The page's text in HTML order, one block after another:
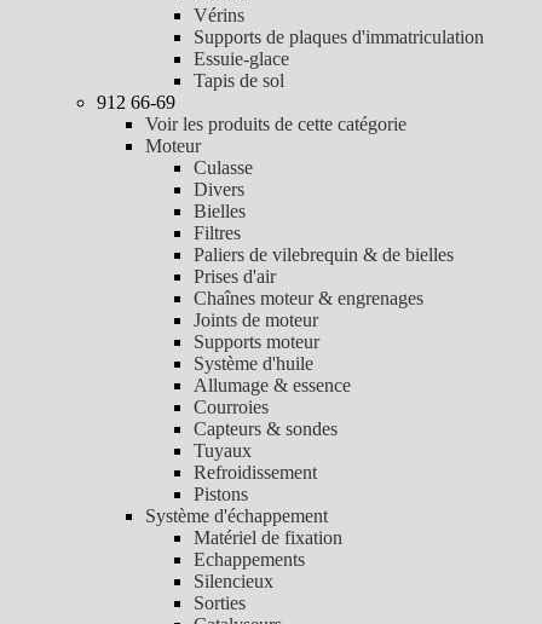
Vérins
Supports de plaques d'immatriculation
Essuie-glace
Tapis de sol
912 66-69
Voir les produits de cette catégorie
Moteur
Culasse
Divers
Bielles
Filtres
Paliers de vilebrequin & de bielles
Prises d'air
Chaînes moteur & engrenages
Joints de moteur
Supports moteur
Système d'huile
Allumage & essence
Courroies
Capteurs & sondes
Tuyaux
Refroidissement
Pistons
Système d'échappement
Matériel de fixation
Echappements
Silencieux
Sorties